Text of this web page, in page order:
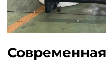
Современная